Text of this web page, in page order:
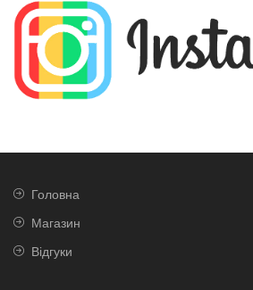
Головна
Магазин
Відгуки